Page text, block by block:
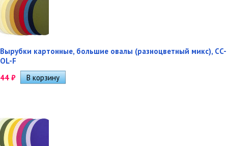
Вырубки картонные, большие овалы (разноцветный микс), CC-
OL-F
44 ₽